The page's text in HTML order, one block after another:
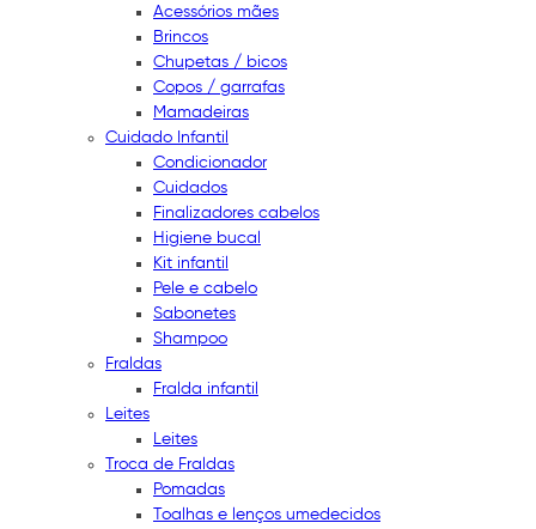
Acessórios mães
Brincos
Chupetas / bicos
Copos / garrafas
Mamadeiras
Cuidado Infantil
Condicionador
Cuidados
Finalizadores cabelos
Higiene bucal
Kit infantil
Pele e cabelo
Sabonetes
Shampoo
Fraldas
Fralda infantil
Leites
Leites
Troca de Fraldas
Pomadas
Toalhas e lenços umedecidos